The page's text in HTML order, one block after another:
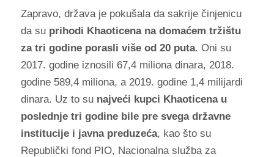
Zapravo, država je pokušala da sakrije činjenicu
da su prihodi Khaoticena na domaćem tržištu
za tri godine porasli više od 20 puta. Oni su
2017. godine iznosili 67,4 miliona dinara, 2018.
godine 589,4 miliona, a 2019. godine 1,4 milijardi
dinara. Uz to su najveći kupci Khaoticena u
poslednje tri godine bile pre svega državne
institucije i javna preduzeća, kao što su
Republički fond PIO, Nacionalna služba za